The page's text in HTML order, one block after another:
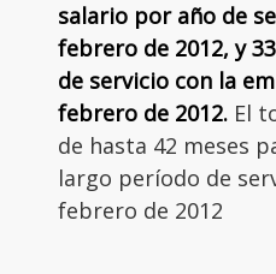
salario por año de
febrero de 2012, y
de servicio con la
febrero de 2012. El
de hasta 42 meses
largo período de
febrero de 2012